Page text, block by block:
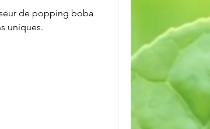
de popping boba
uniques.